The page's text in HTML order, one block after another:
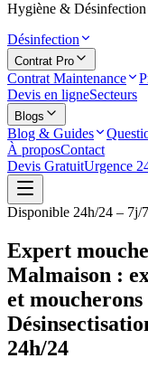
Hygiène & Désinfection
Désinfection
Contrat Pro
Contrat Maintenance
Devis en ligneSecteurs
Blogs
Blog & Guides
À proposContact
Devis GratuitUrgence
Disponible 24h/24 – 7j/
Expert
Malmaison :
et moucherons
24h/24